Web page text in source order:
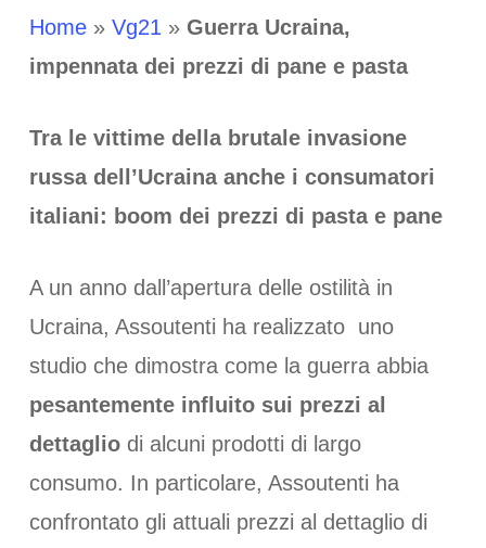
Home» Vg21 » Guerra Ucraina,
impennata dei prezzi di pane e pasta
Tra le vittime della brutale invasione
russa dell’Ucraina anche i consumatori
italiani: boom dei prezzi di pasta e pane
A un anno dall’apertura delle ostilità in
Ucraina, Assoutenti ha realizzato uno
studio che dimostra come la guerra abbia
pesantemente influito sui prezzi al
dettaglio di alcuni prodotti di largo
consumo. In particolare, Assoutenti ha
confrontato gli attuali prezzi al dettaglio di